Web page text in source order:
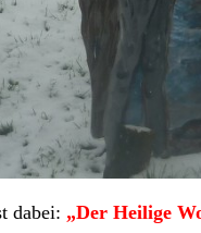
dabei: „Der Heilige